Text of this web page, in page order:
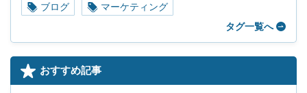
ブログ
マーケティング
タグ一覧へ
おすすめ記事